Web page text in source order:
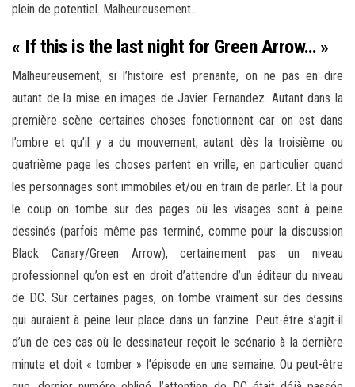
plein de potentiel. Malheureusement…
« If this is the last night for Green Arrow… »
Malheureusement, si l’histoire est prenante, on ne pas en dire
autant de la mise en images de Javier Fernandez. Autant dans la
première scène certaines choses fonctionnent car on est dans
l’ombre et qu’il y a du mouvement, autant dès la troisième ou
quatrième page les choses partent en vrille, en particulier quand
les personnages sont immobiles et/ou en train de parler. Et là pour
le coup on tombe sur des pages où les visages sont à peine
dessinés (parfois même pas terminé, comme pour la discussion
Black Canary/Green Arrow), certainement pas un niveau
professionnel qu’on est en droit d’attendre d’un éditeur du niveau
de DC. Sur certaines pages, on tombe vraiment sur des dessins
qui auraient à peine leur place dans un fanzine. Peut-être s’agit-il
d’un de ces cas où le dessinateur reçoit le scénario à la dernière
minute et doit « tomber » l’épisode en une semaine. Ou peut-être